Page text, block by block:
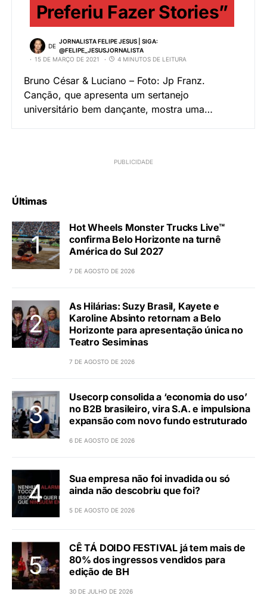
Preferiu Fazer Stories”
DE
JORNALISTA FELIPE JESUS | SIGA:
@FELIPE_JESUSJORNALISTA
15 DE MARÇO DE 2021
4 MINUTOS DE LEITURA
Bruno César & Luciano – Foto: Jp Franz.
Canção, que apresenta um sertanejo
universitário bem dançante, mostra uma…
Últimas
Hot Wheels Monster Trucks Live™
confirma Belo Horizonte na turnê
América do Sul 2027
7 DE AGOSTO DE 2026
As Hilárias: Suzy Brasil, Kayete e
Karoline Absinto retornam a Belo
Horizonte para apresentação única no
Teatro Sesiminas
7 DE AGOSTO DE 2026
Usecorp consolida a ‘economia do uso’
no B2B brasileiro, vira S.A. e impulsiona
expansão com novo fundo estruturado
6 DE AGOSTO DE 2026
Sua empresa não foi invadida ou só
ainda não descobriu que foi?
5 DE AGOSTO DE 2026
CÊ TÁ DOIDO FESTIVAL já tem mais de
80% dos ingressos vendidos para
edição de BH
30 DE JULHO DE 2026